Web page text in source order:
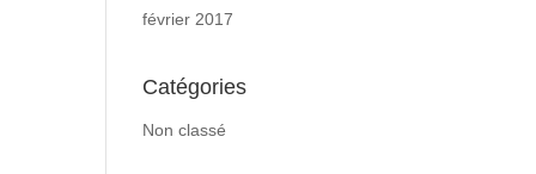
février 2017
Catégories
Non classé